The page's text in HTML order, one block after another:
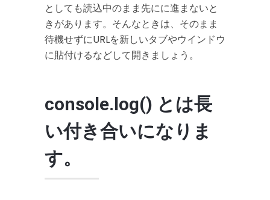
としても読込中のまま先にに進まないと
きがあります。そんなときは、そのまま
待機せずにURLを新しいタブやウインドウ
に貼付けるなどして開きましょう。
console.log() とは長
い付き合いになりま
す。